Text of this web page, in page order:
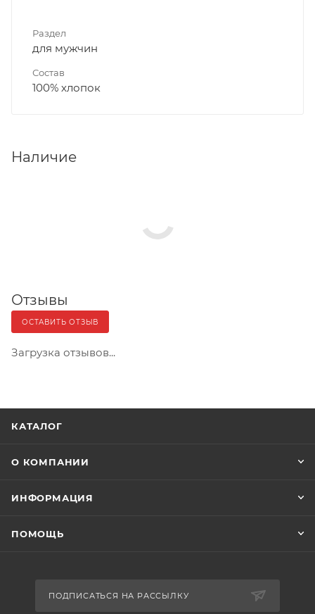
Раздел
для мужчин
Состав
100% хлопок
Наличие
Отзывы
ОСТАВИТЬ ОТЗЫВ
Загрузка отзывов...
КАТАЛОГ
О КОМПАНИИ
ИНФОРМАЦИЯ
ПОМОЩЬ
ПОДПИСАТЬСЯ НА РАССЫЛКУ